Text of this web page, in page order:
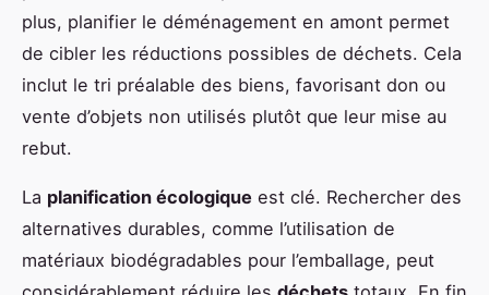
plus, planifier le déménagement en amont permet
de cibler les réductions possibles de déchets. Cela
inclut le tri préalable des biens, favorisant don ou
vente d’objets non utilisés plutôt que leur mise au
rebut.
La planification écologique est clé. Rechercher des
alternatives durables, comme l’utilisation de
matériaux biodégradables pour l’emballage, peut